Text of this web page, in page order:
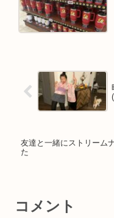
友達と一緒にストリーム
た
コメント